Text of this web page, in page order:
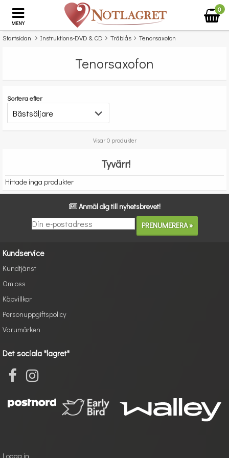
MENY
0
Startsidan Instruktions-DVD & CD Träblås Tenorsaxofon
Tenorsaxofon
Sortera efter
Visar 0 produkter
Tyvärr!
Hittade inga produkter
Anmäl dig till nyhetsbrevet!
Kundservice
Kundtjänst
Om oss
Köpvillkor
Personuppgiftspolicy
Varumärken
Det sociala "lagret"
Logga in